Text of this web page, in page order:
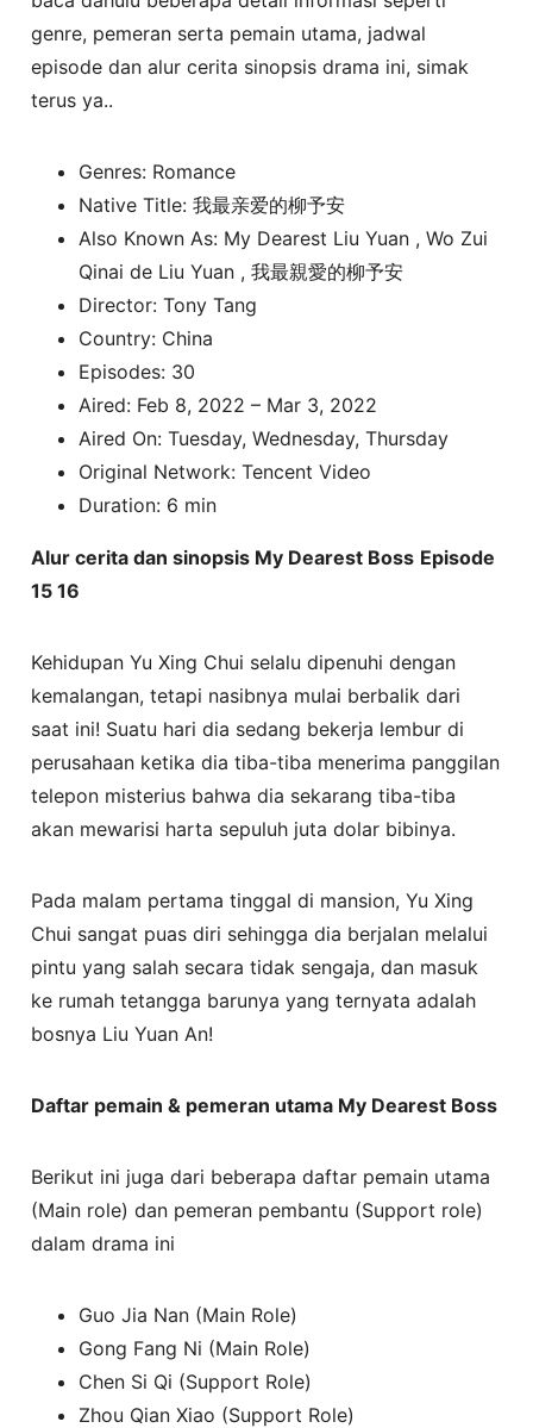
genre, pemeran serta pemain utama, jadwal
episode dan alur cerita sinopsis drama ini, simak
terus ya..
Genres: Romance
Native Title: 我最亲爱的柳予安
Also Known As: My Dearest Liu Yuan , Wo Zui
Qinai de Liu Yuan , 我最親愛的柳予安
Director: Tony Tang
Country: China
Episodes: 30
Aired: Feb 8, 2022 – Mar 3, 2022
Aired On: Tuesday, Wednesday, Thursday
Original Network: Tencent Video
Duration: 6 min
Alur cerita dan sinopsis My Dearest Boss Episode
15 16
Kehidupan Yu Xing Chui selalu dipenuhi dengan
kemalangan, tetapi nasibnya mulai berbalik dari
saat ini! Suatu hari dia sedang bekerja lembur di
perusahaan ketika dia tiba-tiba menerima panggilan
telepon misterius bahwa dia sekarang tiba-tiba
akan mewarisi harta sepuluh juta dolar bibinya.
Pada malam pertama tinggal di mansion, Yu Xing
Chui sangat puas diri sehingga dia berjalan melalui
pintu yang salah secara tidak sengaja, dan masuk
ke rumah tetangga barunya yang ternyata adalah
bosnya Liu Yuan An!
Daftar pemain & pemeran utama My Dearest Boss
Berikut ini juga dari beberapa daftar pemain utama
(Main role) dan pemeran pembantu (Support role)
dalam drama ini
Guo Jia Nan (Main Role)
Gong Fang Ni (Main Role)
Chen Si Qi (Support Role)
Zhou Qian Xiao (Support Role)